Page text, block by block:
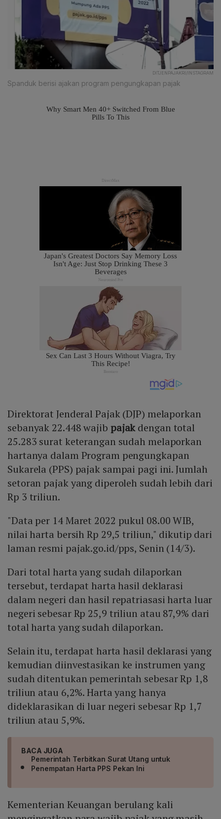
DITJENPAJAKRI/INSTAGRAM
Spanduk berisi ajakan program pengungkapan pajak
Direktorat Jenderal Pajak (DJP) melaporkan
sebanyak 22.448 wajib pajakdengan total
25.283 surat keterangan sudah melaporkan
hartanya dalam Program pengungkapan
Sukarela (PPS) pajak sampai pagi ini. Jumlah
setoran pajak yang diperoleh sudah lebih dari
Rp 3 triliun.
"Data per 14 Maret 2022 pukul 08.00 WIB,
nilai harta bersih Rp 29,5 triliun," dikutip dari
laman resmi pajak.go.id/pps, Senin (14/3).
Dari total harta yang sudah dilaporkan
tersebut, terdapat harta hasil deklarasi
dalam negeri dan hasil repatriasasi harta luar
negeri sebesar Rp 25,9 triliun atau 87,9% dari
total harta yang sudah dilaporkan.
Selain itu, terdapat harta hasil deklarasi yang
kemudian diinvestasikan ke instrumen yang
sudah ditentukan pemerintah sebesar Rp 1,8
triliun atau 6,2%. Harta yang hanya
dideklarasikan di luar negeri sebesar Rp 1,7
triliun atau 5,9%.
BACA JUGA
Pemerintah Terbitkan Surat Utang untuk
Penempatan Harta PPS Pekan Ini
Kementerian Keuangan berulang kali